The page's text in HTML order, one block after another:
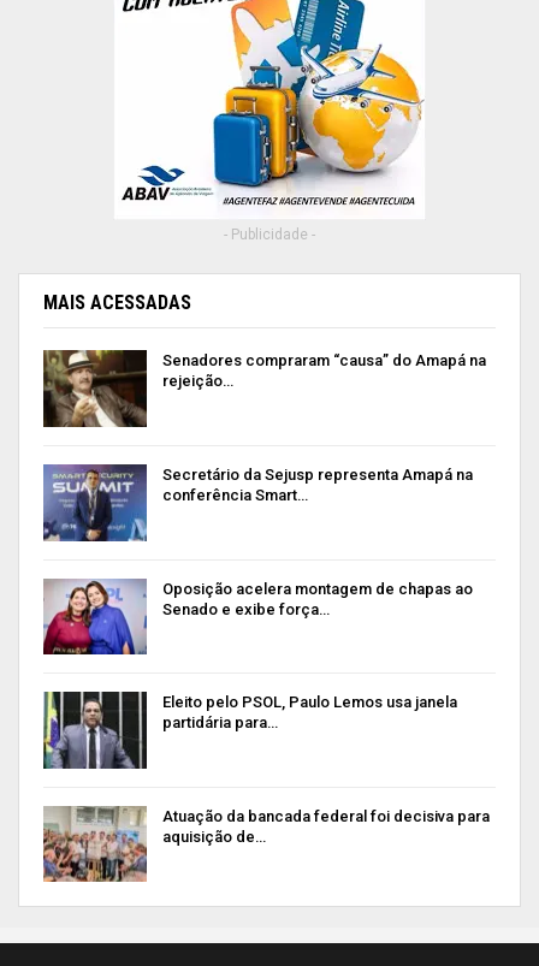
- Publicidade -
MAIS ACESSADAS
Senadores compraram “causa” do Amapá na
rejeição…
Secretário da Sejusp representa Amapá na
conferência Smart…
Oposição acelera montagem de chapas ao
Senado e exibe força…
Eleito pelo PSOL, Paulo Lemos usa janela
partidária para…
Atuação da bancada federal foi decisiva para
aquisição de…